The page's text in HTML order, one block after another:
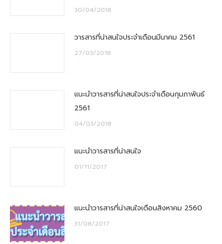
30/04/2018
วารสารที่น่าสนใจประจำเดือนมีนาคม 2561
27/03/2018
แนะนำวารสารที่น่าสนใจประจำเดือนกุมภาพันธ์
2561
04/03/2018
แนะนำวารสารที่น่าสนใจ
01/11/2017
แนะนำวารสารที่น่าสนใจเดือนสิงหาคม 2560
31/08/2017